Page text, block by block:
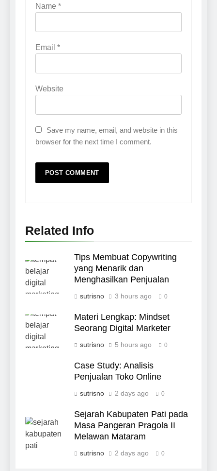
Name *
Email *
Website
Save my name, email, and website in this
browser for the next time I comment.
Related Info
Tips Membuat Copywriting
yang Menarik dan
Menghasilkan Penjualan
sutrisno 3 hours ago 0
Materi Lengkap: Mindset
Seorang Digital Marketer
sutrisno 5 hours ago 0
Case Study: Analisis
Penjualan Toko Online
sutrisno 2 days ago 0
Sejarah Kabupaten Pati pada
Masa Pangeran Pragola II
Melawan Mataram
sutrisno 2 days ago 0